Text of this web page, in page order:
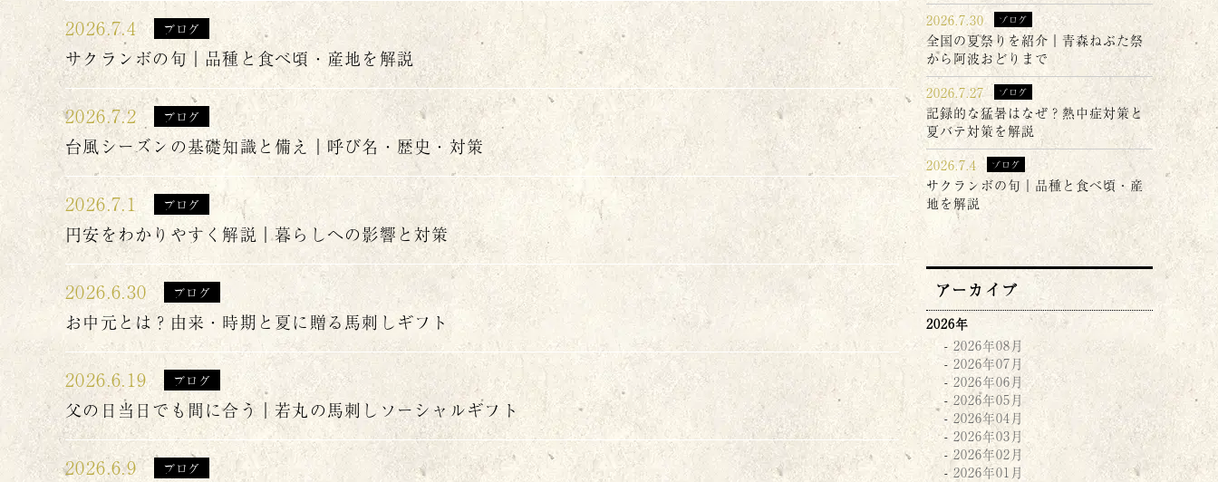
2026.7.4 ブログ
サクランボの旬｜品種と食べ頃・産地を解説
2026.7.2 ブログ
台風シーズンの基礎知識と備え｜呼び名・歴史・対策
2026.7.1 ブログ
円安をわかりやすく解説｜暮らしへの影響と対策
2026.6.30 ブログ
お中元とは？由来・時期と夏に贈る馬刺しギフト
2026.6.19 ブログ
父の日当日でも間に合う｜若丸の馬刺しソーシャルギフト
2026.6.9 ブログ
2026.7.30
ブログ
全国の夏祭りを紹介｜青森ねぶた祭
から阿波おどりまで
2026.7.27
ブログ
記録的な猛暑はなぜ？熱中症対策と
夏バテ対策を解説
2026.7.4
ブログ
サクランボの旬｜品種と食べ頃・産
地を解説
アーカイブ
2026年
2026年08月
2026年07月
2026年06月
2026年05月
2026年04月
2026年03月
2026年02月
2026年01月